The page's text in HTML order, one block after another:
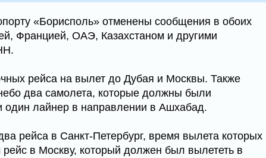
«Борисполь» отменены сообщения в обоих
Францией, ОАЭ, Казахстаном и другими
рейса на вылет до Дубая и Москвы. Также
два самолета, которые должны были
один лайнер в направлении в Ашхабад.
рейса в Санкт-Петербург, время вылета которых
рейс в Москву, который должен был вылететь в